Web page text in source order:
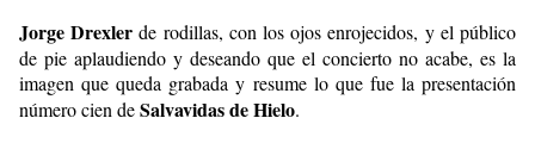
Jorge Drexler de rodillas, con los ojos enrojecidos, y el público
de pie aplaudiendo y deseando que el concierto no acabe, es la
imagen que queda grabada y resume lo que fue la presentación
número cien deSalvavidas de Hielo.